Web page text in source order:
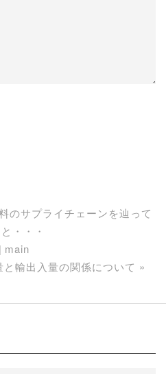
のサプライチェーンを辿って
・・・
main
輸出入量の関係について »